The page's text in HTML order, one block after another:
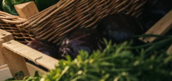
Symbolbild · KI-generiert